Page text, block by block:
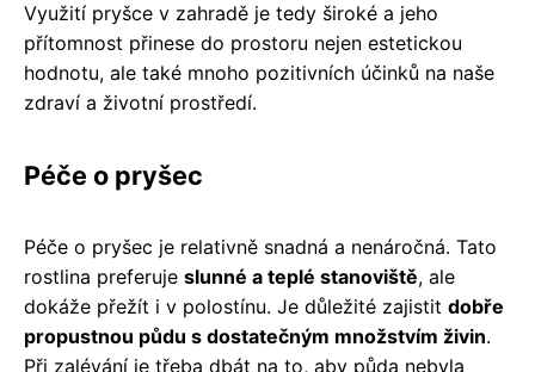
Využití pryšce v zahradě je tedy široké a jeho
přítomnost přinese do prostoru nejen estetickou
hodnotu, ale také mnoho pozitivních účinků na naše
zdraví a životní prostředí.
Péče o pryšec
Péče o pryšec je relativně snadná a nenáročná. Tato
rostlina preferuje slunné a teplé stanoviště, ale
dokáže přežít i v polostínu. Je důležité zajistit dobře
propustnou půdu s dostatečným množstvím živin.
Při zalévání je třeba dbát na to, aby půda nebyla